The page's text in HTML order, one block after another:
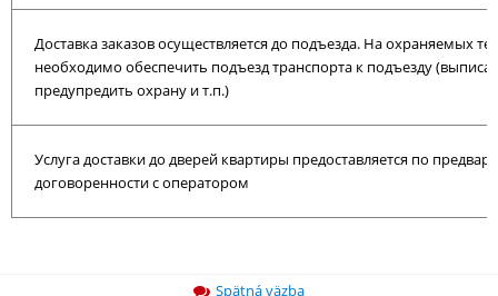
Доставка заказов осуществляется до подъезда. На охраняемых
необходимо обеспечить подъезд транспорта к подъезду
предупредить охрану и т.п.)
Услуга доставки до дверей квартиры предоставляется по
договоренности с оператором
Spätná väzba